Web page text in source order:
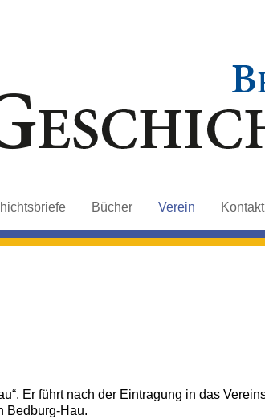
Bücher Verein Kontakt
Er führt nach der Eintragung in das
Bedburg-Hau.